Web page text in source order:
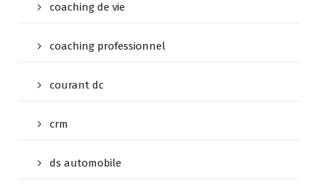
coaching de vie
coaching professionnel
courant dc
crm
ds automobile